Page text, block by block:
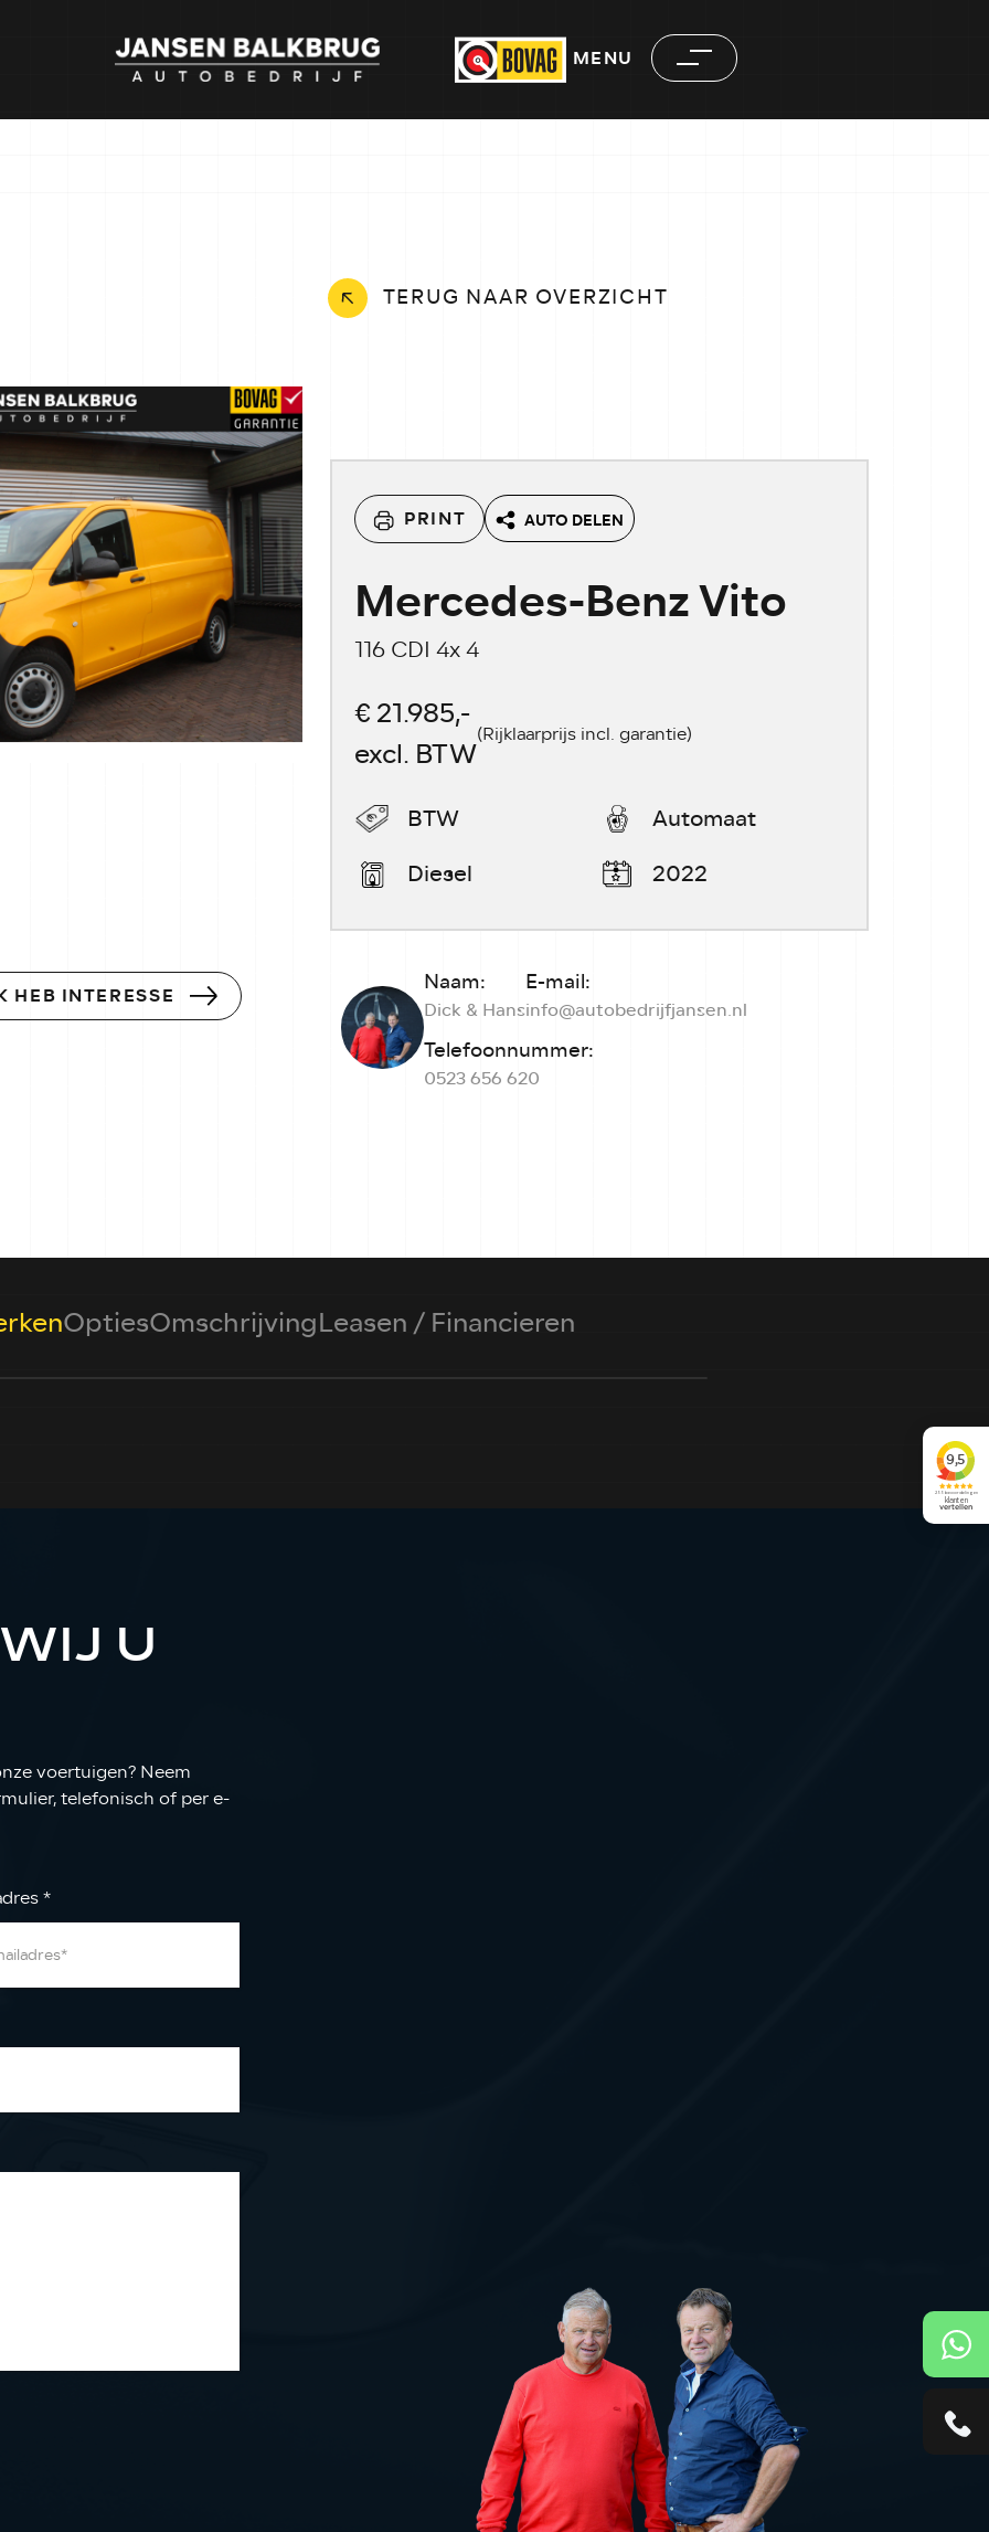
MENU
TERUG NAAR OVERZICHT
PRINT AUTO DELEN
Mercedes-Benz Vito
116 CDI 4x 4
€ 21.985,-
excl. BTW(Rijklaarprijs incl. garantie)
BTW
Automaat
Diesel
2022
HEB INTERESSE Naam:
Dick & Hans
E-mail:
info@autobedrijfjansen.nl
Telefoonnummer:
0523 656 620
OptiesOmschrijvingLeasen / Financieren
U
voertuigen? Neem
telefonisch of per e-
*